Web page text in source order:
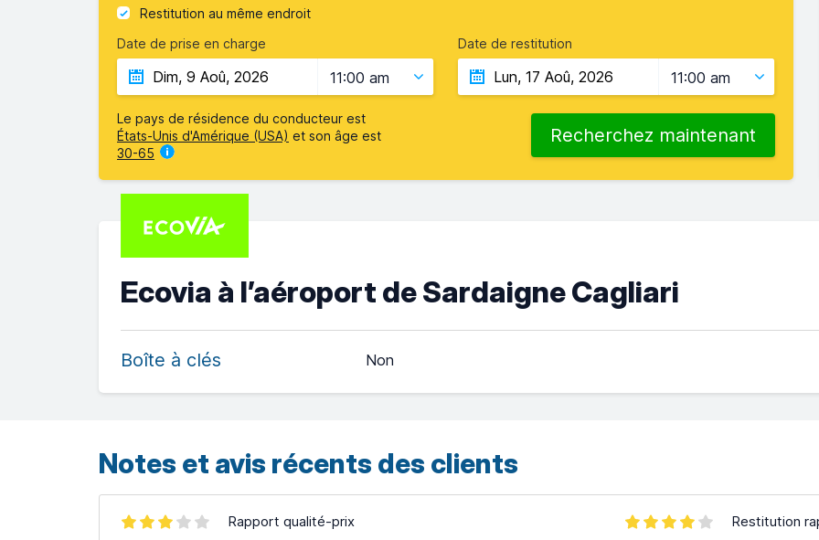
Restitution au même endroit
Date de prise en charge
11:00 am
Date de restitution
11:00 am
Le pays de résidence du conducteur est
États-Unis d'Amérique (USA) et son âge est
30-65
Recherchez maintenant
Ecovia à l’aéroport de Sardaigne Cagliari
Boîte à clés Non
Notes et avis récents des clients
Rapport qualité-prix Restitution